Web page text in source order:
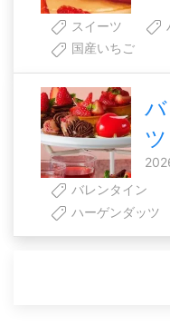
スイーツ
国産いちご
ツ
バレンタイン
ハーゲンダッツ